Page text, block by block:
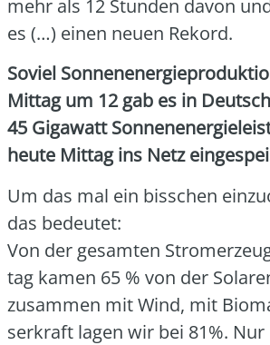
mehr als 12 Stun­den davon
es (…) einen neu­en Rekord.
Soviel
Mit­tag um 12 gab es in
45 Giga­watt
heu­te Mit­tag ins Netz
Um das mal ein biss­chen
das bedeu­tet:
Von der gesam­ten
tag kamen 65 % von der
zusam­men mit Wind, mit
ser­kraft lagen wir bei 81%. Nur